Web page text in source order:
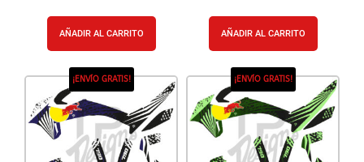
AÑADIR AL CARRITO AÑADIR AL CARRITO
¡ENVÍO GRATIS! ¡ENVÍO GRATIS!